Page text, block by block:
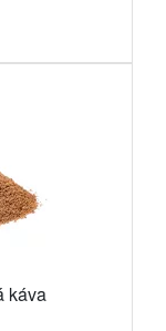
káva